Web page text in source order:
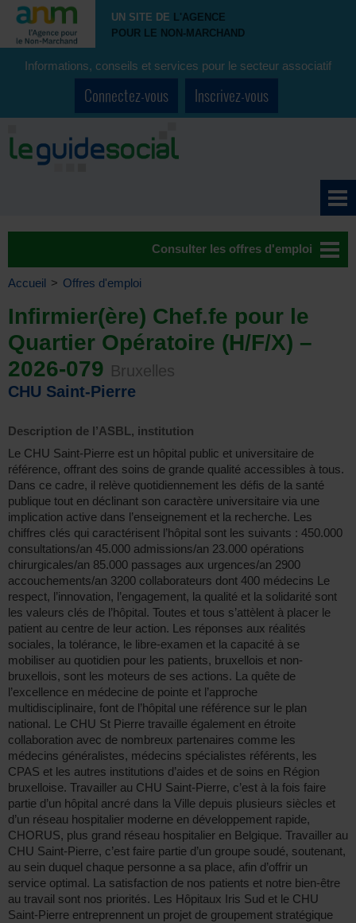
UN SITE DE L'AGENCE
POUR LE NON-MARCHAND
Informations, conseils et services pour le secteur associatif
Connectez-vous Inscrivez-vous
Consulter les offres d'emploi
Accueil > Offres d'emploi
Infirmier(ère) Chef.fe pour le
Quartier Opératoire (H/F/X) –
2026-079 Bruxelles
CHU Saint-Pierre
Description de l’ASBL, institution
Le CHU Saint-Pierre est un hôpital public et universitaire de
référence, offrant des soins de grande qualité accessibles à tous.
Dans ce cadre, il relève quotidiennement les défis de la santé
publique tout en déclinant son caractère universitaire via une
implication active dans l’enseignement et la recherche. Les
chiffres clés qui caractérisent l’hôpital sont les suivants : 450.000
consultations/an 45.000 admissions/an 23.000 opérations
chirurgicales/an 85.000 passages aux urgences/an 2900
accouchements/an 3200 collaborateurs dont 400 médecins Le
respect, l’innovation, l’engagement, la qualité et la solidarité sont
les valeurs clés de l’hôpital. Toutes et tous s’attèlent à placer le
patient au centre de leur action. Les réponses aux réalités
sociales, la tolérance, le libre-examen et la capacité à se
mobiliser au quotidien pour les patients, bruxellois et non-
bruxellois, sont les moteurs de ses actions. La quête de
l’excellence en médecine de pointe et l’approche
multidisciplinaire, font de l’hôpital une référence sur le plan
national. Le CHU St Pierre travaille également en étroite
collaboration avec de nombreux partenaires comme les
médecins généralistes, médecins spécialistes référents, les
CPAS et les autres institutions d’aides et de soins en Région
bruxelloise. Travailler au CHU Saint-Pierre, c’est à la fois faire
partie d’un hôpital ancré dans la Ville depuis plusieurs siècles et
d’un réseau hospitalier moderne en développement rapide,
CHORUS, plus grand réseau hospitalier en Belgique. Travailler au
CHU Saint-Pierre, c’est faire partie d’un groupe soudé, soutenant,
au sein duquel chaque personne a sa place, afin d’offrir un
service optimal. La satisfaction de nos patients et notre bien-être
au travail sont nos priorités. Les Hôpitaux Iris Sud et le CHU
Saint-Pierre entreprennent un projet de groupement stratégique